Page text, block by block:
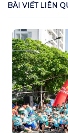
BÀI VIẾT LIÊN